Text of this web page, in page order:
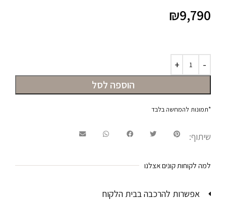
₪9,790
הוספה לסל
*תמונות להמחשה בלבד
שיתוף:
למה לקוחות קונים אצלנו
אפשרות להרכבה בבית הלקוח